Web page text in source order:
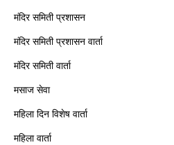
मंदिर समिती प्रशासन
मंदिर समिती प्रशासन वार्ता
मंदिर समिती वार्ता
मसाज सेवा
महिला दिन विशेष वार्ता
महिला वार्ता